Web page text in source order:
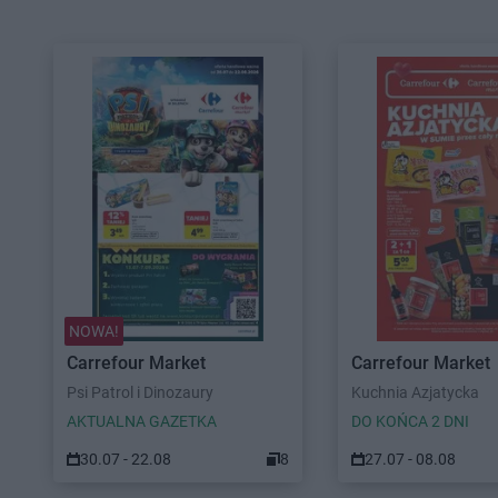
NOWA!
Carrefour Market
Psi Patrol i Dinozaury
AKTUALNA GAZETKA
30.07 - 22.08 8
Carrefour Market
Kuchnia Azjatycka
DO KOŃCA 2 DNI
27.07 - 08.08